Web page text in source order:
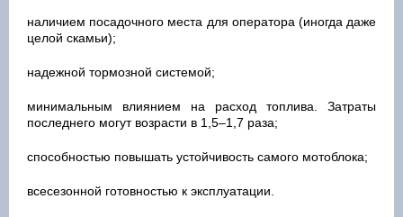
наличием посадочного места для оператора (иногда даже
целой скамьи);
надежной тормозной системой;
минимальным влиянием на расход топлива. Затраты
последнего могут возрасти в 1,5–1,7 раза;
способностью повышать устойчивость самого мотоблока;
всесезонной готовностью к эксплуатации.